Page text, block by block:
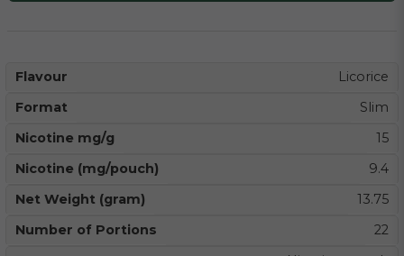
Flavour
Licorice
Format
Slim
Nicotine mg/g
15
Nicotine (mg/pouch)
9.4
Net Weight (gram)
13.75
Number of Portions
22